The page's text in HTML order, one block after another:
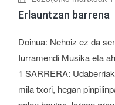
Erlauntzan barrena
Doinua: Nehoiz ez da
Iurramendi Musika eta
1 SARRERA:
mila txori, hegan